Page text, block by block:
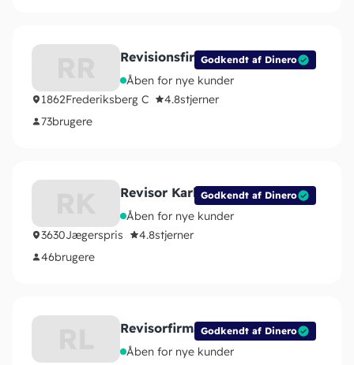
Godkendt af Dinero
Revisionsfirmaet Revico ApS
Åben for nye kunder
1862Frederiksberg C 4.8stjerner
73brugere
Godkendt af Dinero
Revisor Karl Sørensen
Åben for nye kunder
3630Jægerspris 4.8stjerner
46brugere
Godkendt af Dinero
Revisorfirmaet Lysehøj ApS
Åben for nye kunder